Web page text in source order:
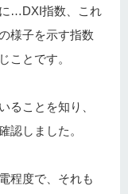
…DXI指数、これ
様子を示す指数
ことです。
ることを知り、
認しました。
程度で、それも